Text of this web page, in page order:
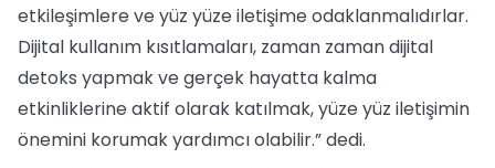
etkileşimlere ve yüz yüze iletişime odaklanmalıdırlar.
Dijital kullanım kısıtlamaları, zaman zaman dijital
detoks yapmak ve gerçek hayatta kalma
etkinliklerine aktif olarak katılmak, yüze yüz iletişimin
önemini korumak yardımcı olabilir.” dedi.